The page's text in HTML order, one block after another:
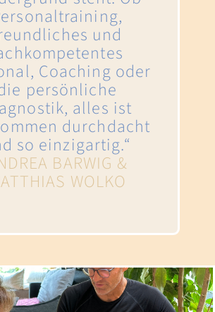
und
Coaching oder
persönliche
alles ist
durchdacht
so einzigartig.‬“
BARWIG &
WOLKO